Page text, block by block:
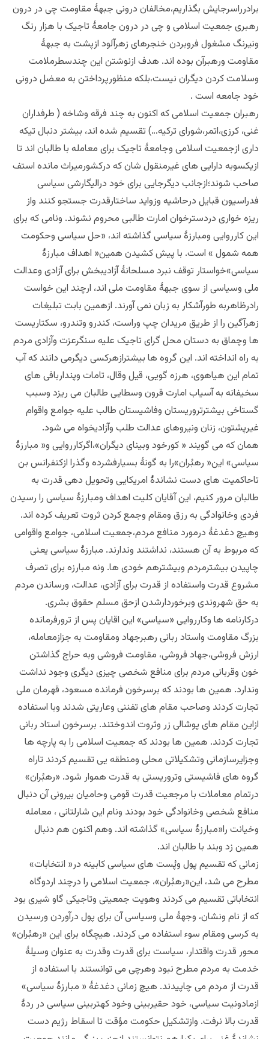
برادرراسرجایش بگذاریم،مخالفان درونی جبهۀ مقاومت چی در درون
رهبری جمعیت اسلامی و چی در درون جامعۀ تاجیک با هزار رنگ
ونیرنگ مشغول فروبردن خنجرهای زهرآلود ازپشت به جبهۀ
مقاومت ورهبرآن بوده اند. هدف ازنوشتن این چندسطرملامت
وسلامت کردن دیگران نیست،بلکه منظورپرداختن به معضل درونی
خود جامعه است .
رهبران جمعیت اسلامی که اکنون به چند فرقه وشاخه ( طرفداران
غنی، کرزی،اتمر،شورای ترکیه…) تقسیم شده اند، بیشتر دنبال تیکه
داری ازجمعیت اسلامی وجامعۀ تاجیک برای معامله با طالبان اند تا
ازیکسوبه دارایی های غیرمنقول شان که درکشورمیراث مانده استف
صاحب شوند؛ازجانب دیگرجایی برای خود درالیگارشی سیاسی
فدراسیون قبایل درحاشیه وزواید ساختارقدرت جستجو کنند واز
ریزه خواری دردسترخوان امارت طالبی محروم نشوند. ونامی که برای
این کارروایی ومبارزۀ سیاسی گذاشته اند، «حل سیاسی وحکومت
همه شمول » است. با پیش کشیدن همین« اهداف مبارزۀ
سیاسی»خواستار توقف نبرد مسلحانۀ آزادیبخش برای آزادی وعدالت
ملی وسیاسی از سوی جبهۀ مقاومت ملی اند، ارچند این خواست
رادرظاهربه طورآشکار به زبان نمی آورند. ازهمین بابت تبلیغات
زهرآگین را از طریق مریدان چپ وراست، کندرو وتندرو، سکتاریست
ها وچماق به دستان محل گرای تاجیک علیه سنگرعزت وآزادی مردم
به راه انداخته اند. این گروه ها بیشترازهرکسی دیگرمی دانند که آب
تمام این هیاهوی، هرزه گویی، قیل وقال، تامات وپنداربافی های
سخیفانه به آسیاب امارت قرون وسطایی طالبان می ریزد وسبب
گستاخی بیشترتروریستان وفاشیستان طالب علیه جوامع واقوام
غیرپشتون، زنان ونیروهای عدالت طلب وآزادیخواه می شود.
همان که می گویند « کورخود وبینای دیگران»،اگرکارروایی و« مبارزۀ
سیاسی» این« رهبُران»را به گونۀ بسیارفشرده وگذرا ازکنفرانس بن
تاحاکمیت های دست نشاندۀ امریکایی وتحویل دهی قدرت به
طالبان مرور کنیم، این آقایان کلیت اهداف ومبارزۀ سیاسی را رسیدن
فردی وخانوادگی به رزق ومقام وجمع کردن ثروت تعریف کرده اند.
وهیچ دغدغۀ درمورد منافع مردم،جمعیت اسلامی، جوامع واقوامی
که مربوط به آن هستند، نداشتند وندارند. مبارزۀ سیاسی یعنی
چاپیدن بیشترمردم وبیشترهم خودی ها. ونه مبارزه برای تصرف
مشروع قدرت واستفاده از قدرت برای آزادی، عدالت، ورساندن مردم
به حق شهروندی وبرخوردارشدن ازحق مسلم حقوق بشری.
درکارنامه ها وکارروایی «سیاسی» این اقایان پس از ترورفرمانده
بزرگ مقاومت واستاد ربانی رهبرجهاد ومقاومت به جزازمعامله،
ارزش فروشی،جهاد فروشی، مقاومت فروشی وبه حراج گذاشتن
خون وقربانی مردم برای منافع شخصی چیزی دیگری وجود نداشت
وندارد. همین ها بودند که برسرخون فرمانده مسعود، قهرمان ملی
تجارت کردند وصاحب مقام های تفننی وعاریتی شدند وبا استفاده
ازاین مقام های پوشالی زر وثروت اندوختند. برسرخون استاد ربانی
تجارت کردند. همین ها بودند که جمعیت اسلامی را به پارچه ها
وجزایرسازمانی وتشکیلاتی محلی ومنطقه یی تقسیم کردند تاراه
گروه های فاشیستی وتروریستی به قدرت هموار شود. «رهبُران»
درتمام معاملات با مرجعیت قدرت قومی وحامیان بیرونی آن دنبال
منافع شخصی وخانوادگی خود بودند ونام این شارلتانی ، معامله
وخیانت را«مبارزۀ سیاسی» گذاشته اند. وهم اکنون هم دنبال
همین زد وبند با طالبان اند.
زمانی که تقسیم پول وپُست های سیاسی کابینه در« انتخابات»
مطرح می شد، این«رهبُران»، جمعیت اسلامی را درچند اردوگاه
انتخاباتی تقسیم می کردند وهویت جمعیتی وتاجیکی گاو شیری بود
که از نام ونشان، وجهۀ ملی وسیاسی آن برای پول درآوردن ورسیدن
به کرسی ومقام سوء استفاده می کردند. هیچگاه برای این «رهبُران»
محور قدرت واقتدار، سیاست برای قدرت وقدرت به عنوان وسیلۀ
خدمت به مردم مطرح نبود وهرچی می توانستند با استفاده از
قدرت از مردم می چاپیدند. هیچ زمانی دغدغۀ « مبارزۀ سیاسی»
ازمادونیت سیاسی، خود حقیربینی وخود کهتربینی سیاسی در ردۀ
قدرت بالا نرفت. وازتشکیل حکومت مؤقت تا اسقاط رژیم دست